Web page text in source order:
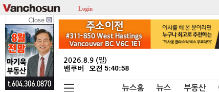
Login
Close
2026.8.9 (일)
밴쿠버 오전 5:40:58
뉴스홈 뉴스 부동산